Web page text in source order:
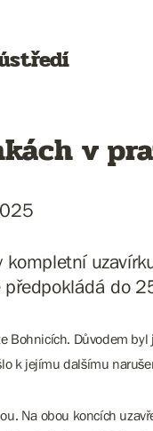
v
do
Bohnicích. Důvodem
k jejímu dalšímu
Na obou koncích